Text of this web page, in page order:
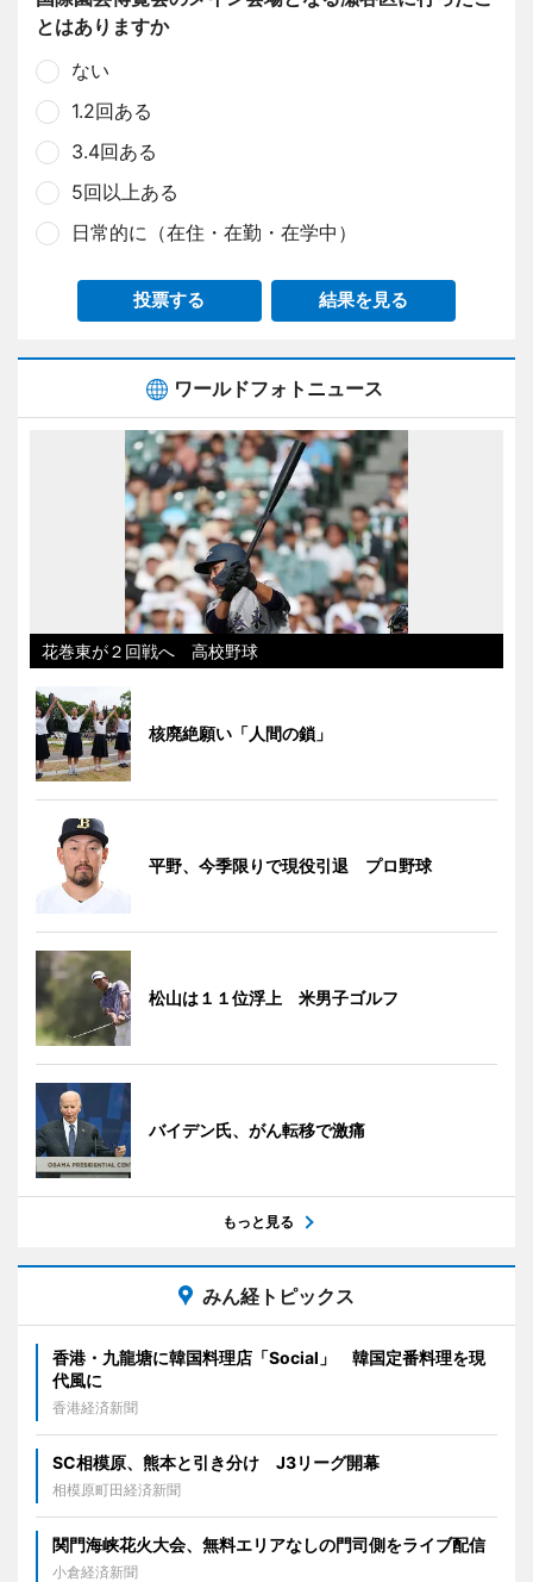
とはありますか
ない
1.2回ある
3.4回ある
5回以上ある
日常的に（在住・在勤・在学中）
投票する 結果を見る
ワールドフォトニュース
花巻東が２回戦へ 高校野球
核廃絶願い「人間の鎖」
平野、今季限りで現役引退 プロ野球
松山は１１位浮上 米男子ゴルフ
バイデン氏、がん転移で激痛
もっと見る
みん経トピックス
香港・九龍塘に韓国料理店「Social」 韓国定番料理を現
代風に
香港経済新聞
SC相模原、熊本と引き分け J3リーグ開幕
相模原町田経済新聞
関門海峡花火大会、無料エリアなしの門司側をライブ配信
小倉経済新聞